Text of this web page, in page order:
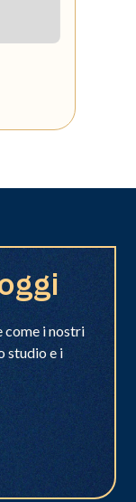
come i nostri
studio e i